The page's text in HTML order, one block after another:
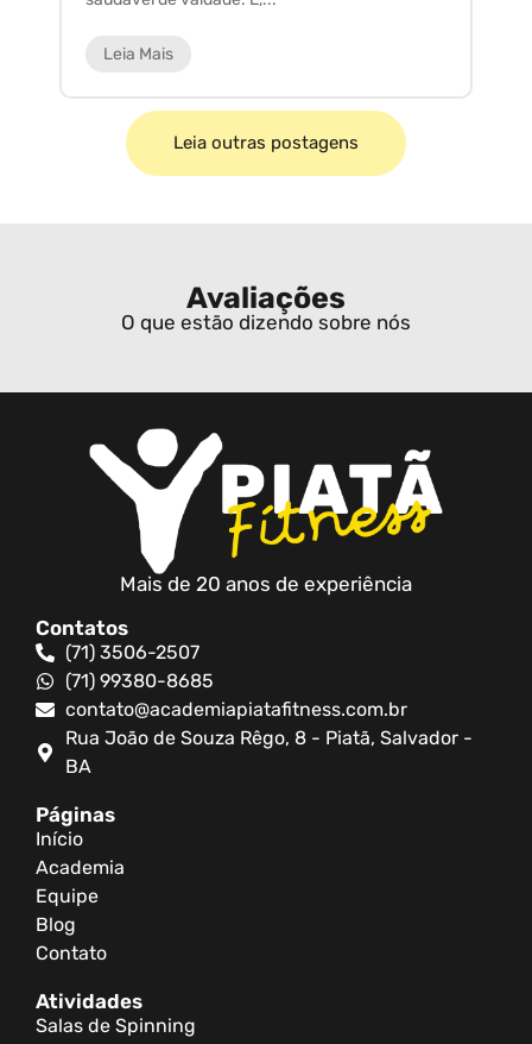
Leia Mais
Leia outras postagens
Avaliações
O que estão dizendo sobre nós
Mais de 20 anos de experiência
Contatos
(71) 3506-2507
(71) 99380-8685
contato@academiapiatafitness.com.br
Rua João de Souza Rêgo, 8 - Piatã, Salvador -
BA
Páginas
Início
Academia
Equipe
Blog
Contato
Atividades
Salas de Spinning